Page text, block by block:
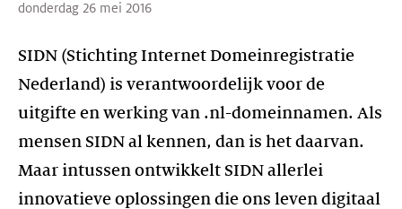
donderdag 26 mei 2016
SIDN (Stichting Internet Domeinregistratie
Nederland) is verantwoordelijk voor de
uitgifte en werking van .nl-domeinnamen. Als
mensen SIDN al kennen, dan is het daarvan.
Maar intussen ontwikkelt SIDN allerlei
innovatieve oplossingen die ons leven digitaal